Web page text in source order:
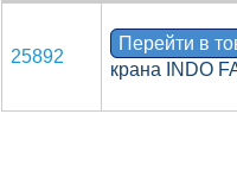
25892
Перейти в
крана INDO